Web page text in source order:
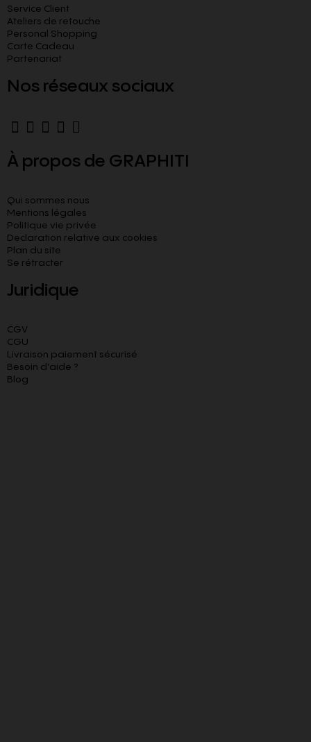
Service Client
Ateliers de retouche
Personal Shopping
Carte Cadeau
Partenariat
Nos réseaux sociaux
À propos de GRAPHITI
Qui sommes nous
Mentions légales
Politique vie privée
Declaration relative aux cookies​
Plan du site
Se rétracter
Juridique
CGV
CGU
Livraison paiement sécurisé
Besoin d’aide ?
Blog